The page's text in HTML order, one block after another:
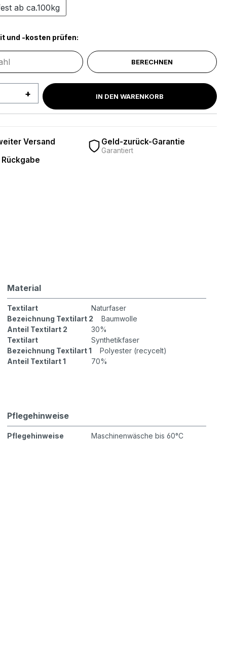
ab ca.100kg
und -kosten prüfen:
BERECHNEN
Anzahl: Gib den gewünschten Wert
IN DEN WARENKORB
Versand Geld-zurück-Garantie
Garantiert
Material
Textilart
Naturfaser
Bezeichnung Textilart 2
Baumwolle
Anteil Textilart 2
30%
Textilart
Synthetikfaser
Bezeichnung Textilart 1
Polyester (recycelt)
Anteil Textilart 1
70%
Pflegehinweise
Pflegehinweise Maschinenwäsche bis 60°C